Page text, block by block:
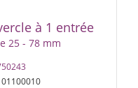
à 1 entrée
25 - 78 mm